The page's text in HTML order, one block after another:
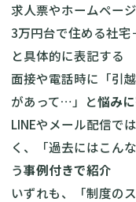
求人票やホームペー
3万円台で住める社
と具体的に表記する
面接や電話時に「引
があって…」と悩み
LINEやメール配信で
く、「過去にはこん
う事例付きで紹介
いずれも、「制度の